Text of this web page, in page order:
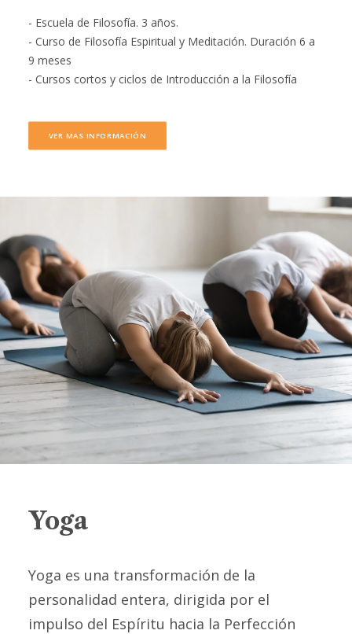
- Escuela de Filosofía. 3 años.
- Curso de Filosofía Espiritual y Meditación. Duración 6 a
9 meses
- Cursos cortos y ciclos de Introducción a la Filosofía
VER MAS INFORMACIÓN
Yoga
Yoga es una transformación de la
personalidad entera, dirigida por el
impulso del Espíritu hacia la Perfección